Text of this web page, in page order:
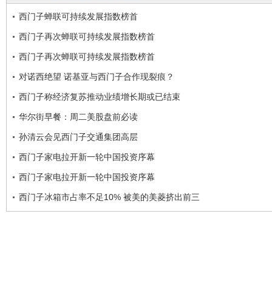
西门子蝉联可持续发展指数榜首
西门子再次蝉联可持续发展指数榜首
西门子再次蝉联可持续发展指数榜首
对诺西绝望 诺基亚与西门子合作现裂痕？
西门子称经济复苏推动业绩增长期或已结束
华尔街早餐：周二美股盘前必读
孙清云会见西门子交通集团高层
西门子家电拉开新一轮中国投资序幕
西门子家电拉开新一轮中国投资序幕
西门子冰箱市占率不足10% 被美的美菱挤出前三